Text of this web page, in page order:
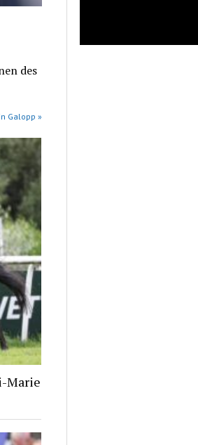
des
Galopp »
Marie